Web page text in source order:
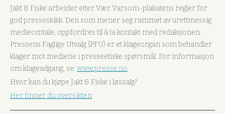
Jakt & Fiske arbeider etter Vær Varsom-plakatens regler for
god presseskikk. Den som mener seg rammet av urettmessig
medieomtale, oppfordres til å ta kontakt med redaksjonen.
Pressens Faglige Utvalg (PFU) er et klageorgan som behandler
klager mot mediene i presseetiske spørsmål. For informasjon
om klageadgang, se: www.presse.no
Hvor kan du kjøpe Jakt & Fiske i løssalg?
Her finner du oversikten